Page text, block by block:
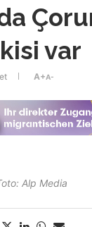
var
A+A-
Alp Media